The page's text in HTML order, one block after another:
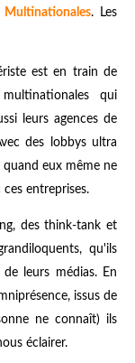
Multinationales. Les
est en train de
qui
leurs agences de
des lobbys ultra
eux même ne
entreprises.
des think-tank et
qu'ils
leurs médias. En
issus de
ne connaît) ils
éclairer.